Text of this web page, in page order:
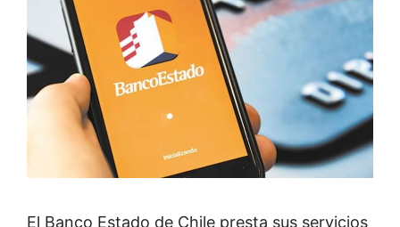
El Banco Estado de Chile presta sus servicios